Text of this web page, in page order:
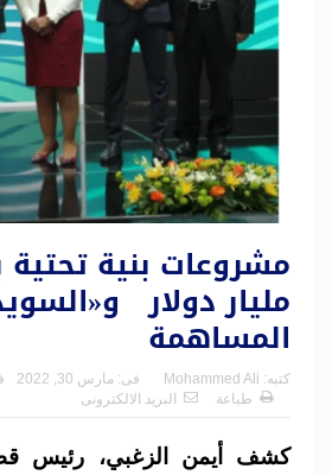
مليار دولار
المساهمة
كتبه: Mohammed Ali فى: مارس 30, 2022
طباعة
البريد الالكترونى
كشف أيمن الزغبي، رئيس